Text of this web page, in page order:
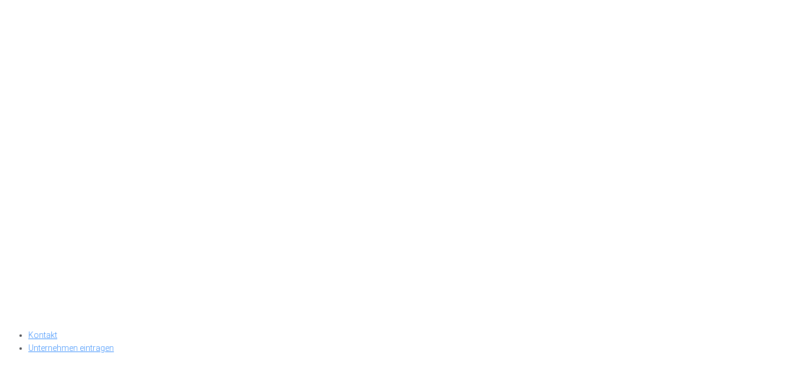
Kontakt
Unternehmen eintragen